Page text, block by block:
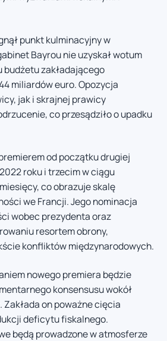
punkt kulminacyjny w
Bayrou nie uzyskał wotum
zakładającego
miliardów euro. Opozycja
jak i skrajnej prawicy
co przesądziło o upadku
od początku drugiej
roku i trzecim w ciągu
co obrazuje skalę
we Francji. Jego nominacja
wobec prezydenta oraz
resortem obrony,
konfliktów międzynarodowych.
nowego premiera będzie
konsensusu wokół
on poważne cięcia
deficytu fiskalnego.
będą prowadzone w atmosferze